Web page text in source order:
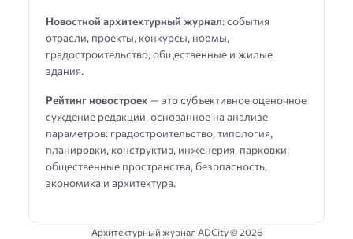
Новостной архитектурный журнал: события
отрасли, проекты, конкурсы, нормы,
градостроительство, общественные и жилые
здания.
Рейтинг новостроек — это субъективное оценочное
суждение редакции, основанное на анализе
параметров: градостроительство, типология,
планировки, конструктив, инженерия, парковки,
общественные пространства, безопасность,
экономика и архитектура.
Архитектурный журнал ADCity ©2026